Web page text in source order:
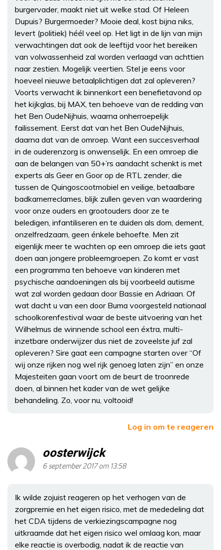
burgervader, maakt niet uit welke stad. Of Heleen
Dupuis? Burgermoeder? Mooie deal, kost bijna niks,
levert (politiek) héél veel op. Het ligt in de lijn van mijn
verwachtingen dat ook de leeftijd voor het bereiken
van volwassenheid zal worden verlaagd van achttien
naar zestien. Mogelijk veertien. Stel je eens voor
hoeveel nieuwe betaalplichtigen dat zal opleveren?
Voorts verwacht ik binnenkort een benefietavond op
het kijkglas, bij MAX, ten behoeve van de redding van
het Ben OudeNijhuis, waarna onherroepelijk
failissement. Eerst dat van het Ben OudeNijhuis,
daarna dat van de omroep. Want een succesverhaal
in de ouderenzorg is onwenselijk. En een omroep die
aan de belangen van 50+’rs aandacht schenkt is met
experts als Geer en Goor op de RTL zender, die
tussen de Quingoscootmobiel en veilige, betaalbare
badkamerreclames, blijk zullen geven van waardering
voor onze ouders en grootouders door ze te
beledigen, infantiliseren en te duiden als dom, dement,
onzelfredzaam, geen énkele behoefte. Men zit
eigenlijk meer te wachten op een omroep die iets gaat
doen aan jongere probleemgroepen. Zo komt er vast
een programma ten behoeve van kinderen met
psychische aandoeningen als bij voorbeeld autisme
wat zal worden gedaan door Bassie en Adriaan. Of
wat dacht u van een door Buma voorgesteld nationaal
schoolkorenfestival waar de beste uitvoering van het
Wilhelmus de winnende school een éxtra, multi-
inzetbare onderwijzer dus niet de zoveelste juf zal
opleveren? Sire gaat een campagne starten over “Of
wij onze rijken nog wel rijk genoeg laten zijn” en onze
Majesteiten gaan voort om de beurt de troonrede
doen, al binnen het kader van de wet gelijke
behandeling. Zo, voor nu, voltooid!
Log in om te reageren
oosterwijck
6 september 2017 om 13:58
Ik wilde zojuist reageren op het verhogen van de
zorgpremie en het eigen risico, met de mededeling dat
het CDA tijdens de verkiezingscampagne nog
uitkraamde dat het eigen risico wel omlaag kon, maar
elke reactie is overbodig, nadat ik de reactie van